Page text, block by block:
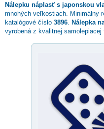
Nálepku náplasť s japonskou
mnohých veľkostiach. Minimálny
katalógové číslo 3896 Nálepka
vyrobená z kvalitnej samolepiacej